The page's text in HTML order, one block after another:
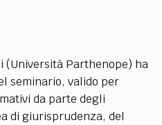
(Università Parthenope) ha
seminario, valido per
da parte degli
di giurisprudenza, del